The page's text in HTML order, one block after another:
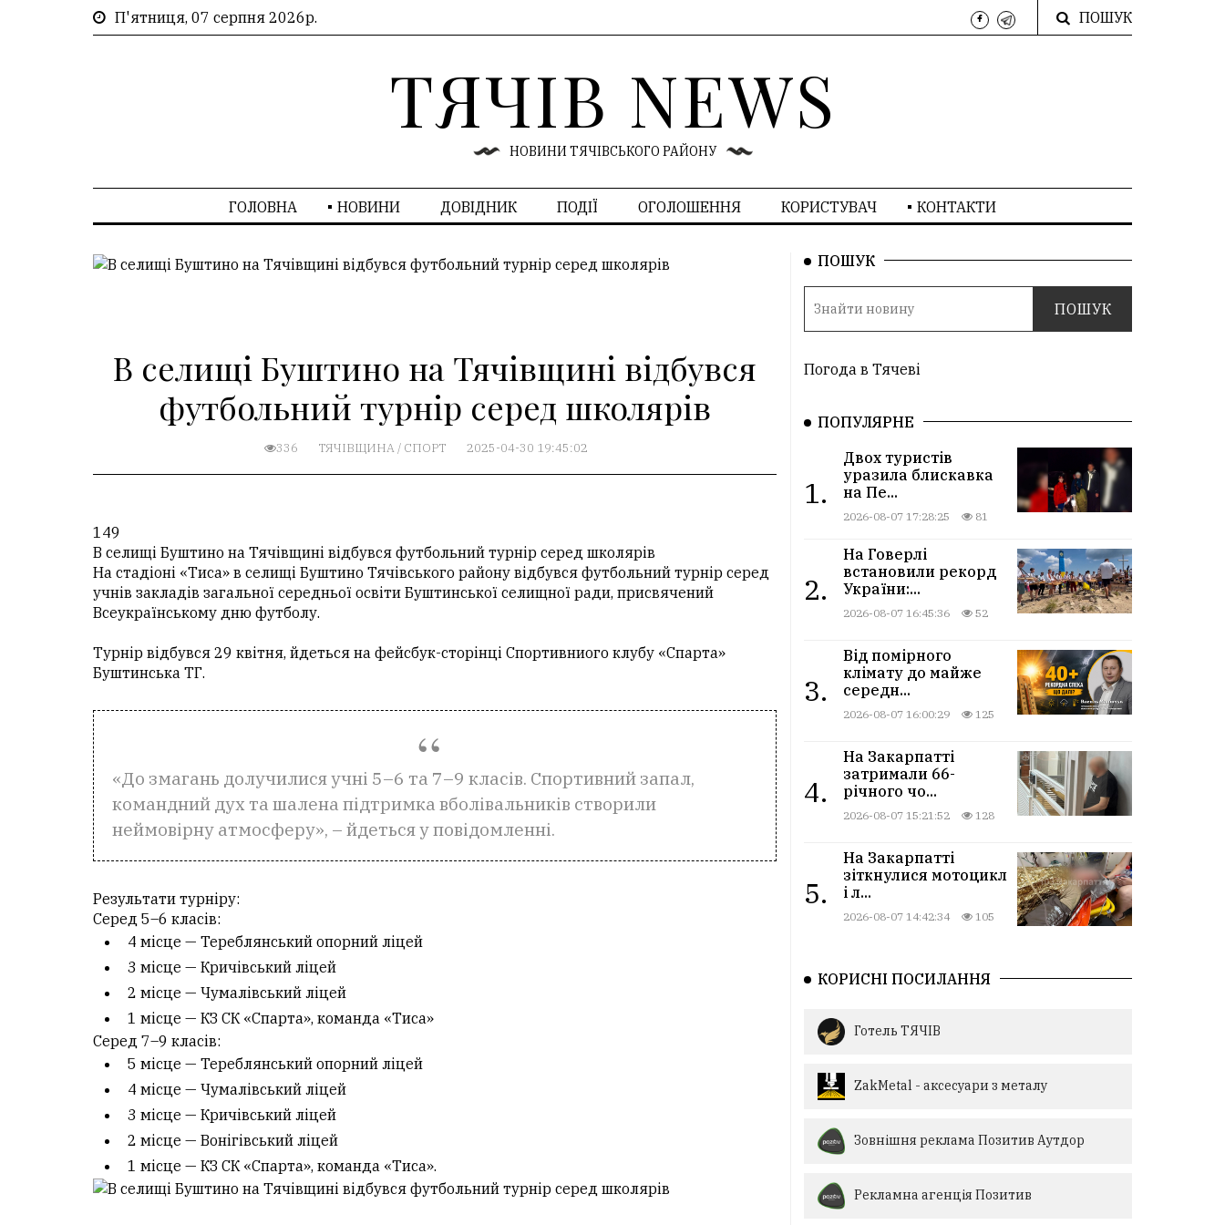
П'ятниця, 07 серпня 2026р. ПОШУК
ТЯЧІВ NEWS
НОВИНИ ТЯЧІВСЬКОГО РАЙОНУ
ГОЛОВНА НОВИНИ ДОВІДНИК ПОДІЇ ОГОЛОШЕННЯ КОРИСТУВАЧ КОНТАКТИ
В селищі Буштино на Тячівщині відбувся
футбольний турнір серед школярів
336 ТЯЧІВЩИНА/ СПОРТ 2025-04-30 19:45:02
149
В селищі Буштино на Тячівщині відбувся футбольний турнір серед школярів
На стадіоні «Тиса» в селищі Буштино Тячівського району відбувся футбольний турнір серед
учнів закладів загальної середньої освіти Буштинської селищної ради, присвячений
Всеукраїнському дню футболу.
Турнір відбувся 29 квітня, йдеться на фейсбук-сторінці Спортивниого клубу «Спарта»
Буштинська ТГ.
«До змагань долучилися учні 5–6 та 7–9 класів. Спортивний запал,
командний дух та шалена підтримка вболівальників створили
неймовірну атмосферу», – йдеться у повідомленні.
Результати турніру:
Серед 5–6 класів:
4 місце — Тереблянський опорний ліцей
3 місце — Кричівський ліцей
2 місце — Чумалівський ліцей
1 місце — КЗ СК «Спарта», команда «Тиса»
Серед 7–9 класів:
5 місце — Тереблянський опорний ліцей
4 місце — Чумалівський ліцей
3 місце — Кричівський ліцей
2 місце — Вонігівський ліцей
1 місце — КЗ СК «Спарта», команда «Тиса».
ПОШУК
Погода в Тячеві
ПОПУЛЯРНЕ
1.
Двох туристів
уразила блискавка
на Пе...
2026-08-07 17:28:25 81
2.
На Говерлі
встановили рекорд
України:...
2026-08-07 16:45:36 52
3.
Від помірного
клімату до майже
середн...
2026-08-07 16:00:29 125
4.
На Закарпатті
затримали 66-
річного чо...
2026-08-07 15:21:52 128
5.
На Закарпатті
зіткнулися мотоцикл
і л...
2026-08-07 14:42:34 105
КОРИСНІ ПОСИЛАННЯ
Готель ТЯЧІВ
ZakMetal - аксесуари з металу
Зовнішня реклама Позитив Аутдор
Рекламна агенція Позитив